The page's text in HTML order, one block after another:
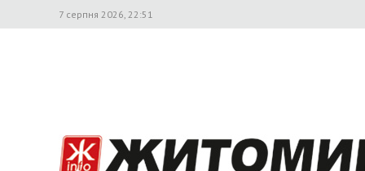
7 серпня 2026, 22:51